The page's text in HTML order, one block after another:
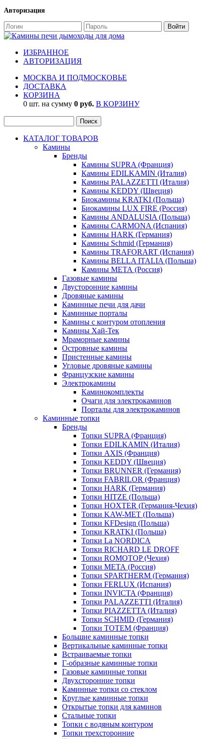
Авторизация
ИЗБРАННОЕ
АВТОРИЗАЦИЯ
МОСКВА И ПОДМОСКОВЬЕ
ДОСТАВКА
КОРЗИНА
0 шт. на сумму 0 руб. В КОРЗИНУ
КАТАЛОГ ТОВАРОВ
Камины
Бренды
Камины SUPRA (Франция)
Камины EDILKAMIN (Италия)
Камины PALAZZETTI (Италия)
Камины KEDDY (Швеция)
Биокамины KRATKI (Польша)
Биокамины LUX FIRE (Россия)
Камины ANDALUSIA (Польша)
Камины CARMONA (Испания)
Камины HARK (Германия)
Камины Schmid (Германия)
Камины TRAFORART (Испания)
Камины BELLA ITALIA (Польша)
Камины МЕТА (Россия)
Газовые камины
Двусторонние камины
Дровяные камины
Каминные печи для дачи
Каминные порталы
Камины с контуром отопления
Камины Хай-Тек
Мраморные камины
Островные камины
Пристенные камины
Угловые дровяные камины
Французские камины
Электрокамины
Каминокомплекты
Очаги для электрокаминов
Порталы для электрокаминов
Каминные топки
Бренды
Топки SUPRA (Франция)
Топки EDILKAMIN (Италия)
Топки AXIS (Франция)
Топки KEDDY (Швеция)
Топки BRUNNER (Германия)
Топки FABRILOR (Франция)
Топки HARK (Германия)
Топки HITZE (Польша)
Топки HOXTER (Германия-Чехия)
Топки KAW-MET (Польша)
Топки KFDesign (Польша)
Топки KRATKI (Польша)
Топки La NORDICA
Топки RICHARD LE DROFF
Топки ROMOTOP (Чехия)
Топки МЕТА (Россия)
Топки SPARTHERM (Германия)
Топки FERLUX (Испания)
Топки INVICTA (Франция)
Топки PALAZZETTI (Италия)
Топки PIAZZETTA (Италия)
Топки SCHMID (Германия)
Топки TOTEM (Франция)
Большие каминные топки
Вертикальные каминные топки
Встраиваемые топки
Г-образные каминные топки
Газовые каминные топки
Двухсторонние топки
Каминные топки со стеклом
Круглые каминные топки
Открытые топки для каминов
Стальные топки
Топки с водяным контуром
Топки трехсторонние